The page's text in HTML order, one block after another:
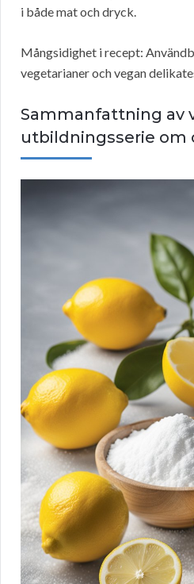
i både mat och dryck.
Mångsidighet i recept:
vegetarianer och vegan
Sammanfattning av
utbildningsserie om